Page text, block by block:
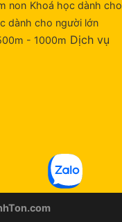
non Khoá học dành cho
dành cho người lớn
- 1000m Dịch vụ